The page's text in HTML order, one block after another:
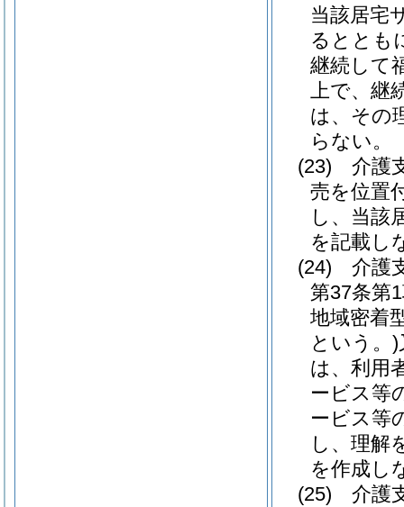
当該居宅
るととも
継続して
上で、継
は、その
らない。
(23)
介護
売を位置
し、当該
を記載し
(24)
介護
第37条第
地域密着
という。)
は、利用
ービス等
ービス等
し、理解
を作成し
(25)
介護